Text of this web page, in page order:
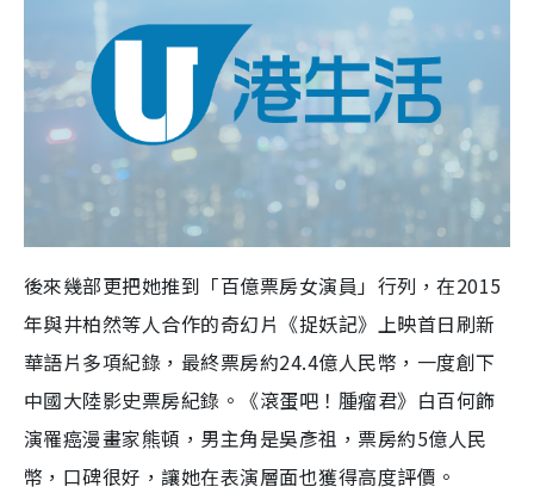
後來幾部更把她推到「百億票房女演員」行列，在2015
年與井柏然等人合作的奇幻片《捉妖記》上映首日刷新
華語片多項紀錄，最終票房約24.4億人民幣，一度創下
中國大陸影史票房紀錄。《滾蛋吧！腫瘤君》白百何飾
演罹癌漫畫家熊頓，男主角是吳彥祖，票房約5億人民
幣，口碑很好，讓她在表演層面也獲得高度評價。​